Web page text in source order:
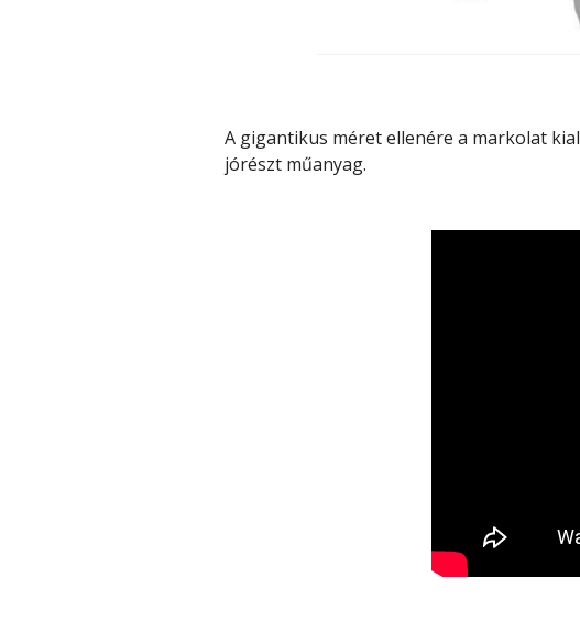
A gigantikus méret ellenére a markolat
jórészt műanyag.